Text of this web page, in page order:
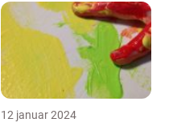
12 januar 2024